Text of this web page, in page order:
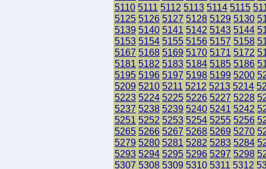
5110 5111 5112 5113 5114 5115
5125 5126 5127 5128 5129 5130
5139 5140 5141 5142 5143 5144
5153 5154 5155 5156 5157 5158
5167 5168 5169 5170 5171 5172
5181 5182 5183 5184 5185 5186
5195 5196 5197 5198 5199 5200
5209 5210 5211 5212 5213 5214
5223 5224 5225 5226 5227 5228
5237 5238 5239 5240 5241 5242
5251 5252 5253 5254 5255 5256
5265 5266 5267 5268 5269 5270
5279 5280 5281 5282 5283 5284
5293 5294 5295 5296 5297 5298
5307 5308 5309 5310 5311 5312